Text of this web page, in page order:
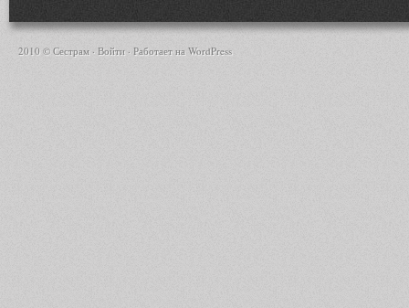
2010 © Сестрам · Войти · Работает на WordPress